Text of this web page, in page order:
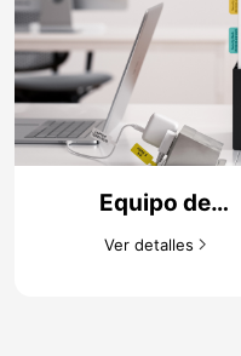
Equipo de
almacenamiento
cables​
Ver detalles​